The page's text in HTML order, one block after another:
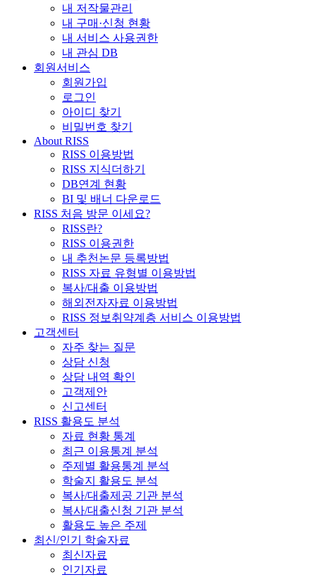
내 저작물관리
내 구매·신청 현황
내 서비스 사용권한
내 관심 DB
회원서비스
회원가입
로그인
아이디 찾기
비밀번호 찾기
About RISS
RISS 이용방법
RISS 지식더하기
DB연계 현황
BI 및 배너 다운로드
RISS 처음 방문 이세요?
RISS란?
RISS 이용권한
내 추천논문 등록방법
RISS 자료 유형별 이용방법
복사/대출 이용방법
해외전자자료 이용방법
RISS 정보취약계층 서비스 이용방법
고객센터
자주 찾는 질문
상담 신청
상담 내역 확인
고객제안
신고센터
RISS 활용도 분석
자료 현황 통계
최근 이용통계 분석
주제별 활용통계 분석
학술지 활용도 분석
복사/대출제공 기관 분석
복사/대출신청 기관 분석
활용도 높은 주제
최신/인기 학술자료
최신자료
인기자료